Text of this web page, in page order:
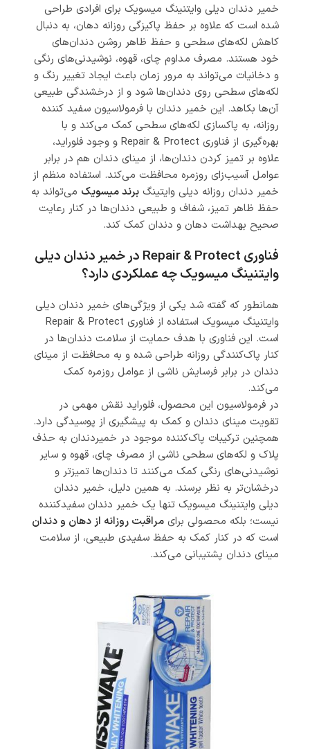
خمیر دندان دیلی وایتنینگ میسویک برای افرادی طراحی
شده است که علاوه بر حفظ پاکیزگی روزانه دهان، به دنبال
کاهش لکه‌های سطحی و حفظ ظاهر روشن دندان‌های
خود هستند. مصرف مداوم چای، قهوه، نوشیدنی‌های رنگی
و دخانیات می‌تواند به مرور زمان باعث ایجاد تغییر رنگ و
لکه‌های سطحی روی دندان‌ها شود و از درخشندگی طبیعی
آن‌ها بکاهد. این خمیر دندان با فرمولاسیون سفید کننده
روزانه، به پاکسازی لکه‌های سطحی کمک می‌کند و با
بهره‌گیری از فناوری Repair & Protect و وجود فلوراید،
علاوه بر تمیز کردن دندان‌ها، از مینای دندان هم در برابر
عوامل آسیب‌زای روزمره محافظت می‌کند. استفاده منظم از
خمیر دندان روزانه دیلی وایتینگ برند میسویک می‌تواند به
حفظ ظاهر تمیز، شفاف و طبیعی دندان‌ها در کنار رعایت
صحیح بهداشت دهان و دندان کمک کند.
فناوری Repair & Protect در خمیر دندان دیلی
وایتنینگ میسویک چه عملکردی دارد؟
همانطور که گفته شد یکی از ویژگی‌های خمیر دندان دیلی
وایتنینگ میسویک استفاده از فناوری Repair & Protect
است. این فناوری با هدف حمایت از سلامت دندان‌ها در
کنار پاک‌کنندگی روزانه طراحی شده و به محافظت از مینای
دندان در برابر فرسایش ناشی از عوامل روزمره کمک
می‌کند.
در فرمولاسیون این محصول، فلوراید نقش مهمی در
تقویت مینای دندان و کمک به پیشگیری از پوسیدگی دارد.
همچنین ترکیبات پاک‌کننده موجود در خمیردندان به حذف
پلاک و لکه‌های سطحی ناشی از مصرف چای، قهوه و سایر
نوشیدنی‌های رنگی کمک می‌کنند تا دندان‌ها تمیزتر و
درخشان‌تر به نظر برسند. به همین دلیل، خمیر دندان
دیلی وایتنینگ میسویک تنها یک خمیر دندان سفیدکننده
نیست؛ بلکه محصولی برای مراقبت روزانه از دهان و دندان
است که در کنار کمک به حفظ سفیدی طبیعی، از سلامت
مینای دندان پشتیبانی می‌کند.